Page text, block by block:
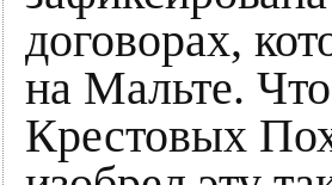
договорах,
на Мальте.
Крестовых